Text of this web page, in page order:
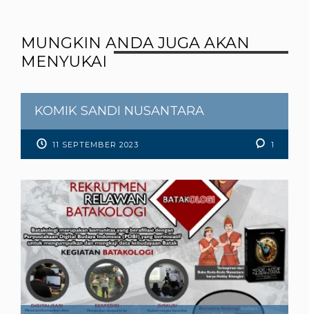
MUNGKIN ANDA JUGA AKAN
MENYUKAI
KOMIK SANDI NUSANTARA
11 SEPTEMBER 2023 1